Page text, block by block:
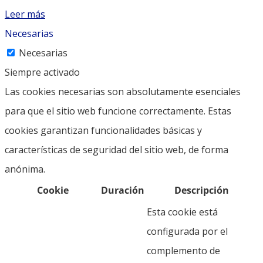
Leer más
Necesarias
Necesarias
Siempre activado
Las cookies necesarias son absolutamente esenciales
para que el sitio web funcione correctamente. Estas
cookies garantizan funcionalidades básicas y
características de seguridad del sitio web, de forma
anónima.
Cookie
Duración Descripción
Esta cookie está
configurada por el
complemento de